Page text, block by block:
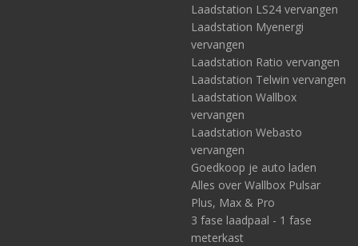
Laadstation LS24 vervangen
Laadstation Myenergi
vervangen
Laadstation Ratio vervangen
Laadstation Telwin vervangen
Laadstation Wallbox
vervangen
Laadstation Webasto
vervangen
Goedkoop je auto laden
Alles over Wallbox Pulsar
Plus, Max & Pro
3 fase laadpaal - 1 fase
meterkast